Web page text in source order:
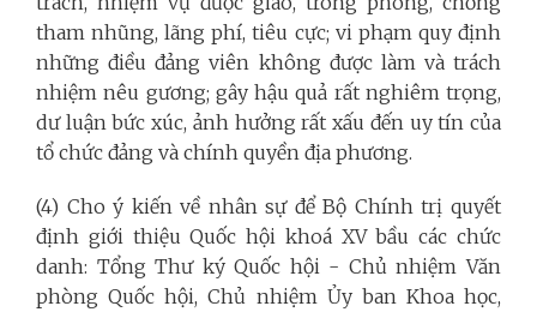
tham nhũng, lãng phí, tiêu cực; vi phạm quy định
những điều đảng viên không được làm và trách
nhiệm nêu gương; gây hậu quả rất nghiêm trọng,
dư luận bức xúc, ảnh hưởng rất xấu đến uy tín của
tổ chức đảng và chính quyền địa phương.
(4) Cho ý kiến về nhân sự để Bộ Chính trị quyết
định giới thiệu Quốc hội khoá XV bầu các chức
danh: Tổng Thư ký Quốc hội - Chủ nhiệm Văn
phòng Quốc hội, Chủ nhiệm Ủy ban Khoa học,